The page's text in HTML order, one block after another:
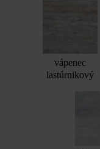
vápenec
lastúrnikový